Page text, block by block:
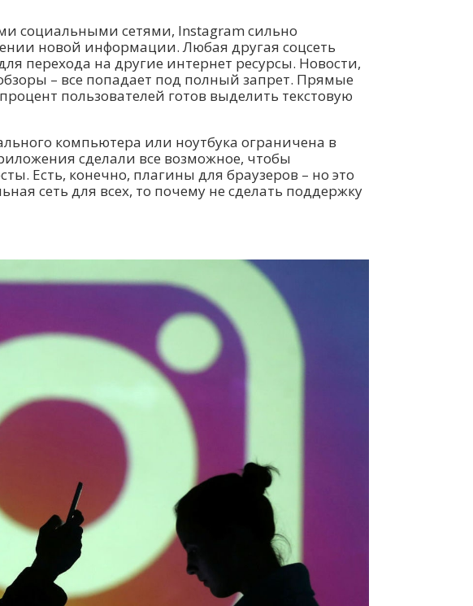
социальными сетями, Instagram сильно
новой информации. Любая другая соцсеть
перехода на другие интернет ресурсы. Новости,
– все попадает под полный запрет. Прямые
пользователей готов выделить текстовую
компьютера или ноутбука ограничена в
сделали все возможное, чтобы
Есть, конечно, плагины для браузеров – но это
сеть для всех, то почему не сделать поддержку